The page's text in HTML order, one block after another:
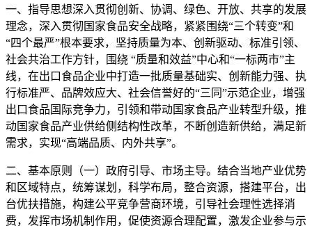
一、指导思想深入贯彻创新、协调、绿色、开放、共享的发展
理念，深入贯彻国家食品安全战略，紧紧围绕“三个转变”和
“四个最严”根本要求，坚持质量为本、创新驱动、标准引领、
社会共治工作方针，围绕 “质量和效益”中心和“一标两市”主
线，在出口食品企业中打造一批质量基础实、创新能力强、执
行标准严、品牌效应大、社会信誉好的“三同”示范企业，增强
出口食品国际竞争力，引领和带动国家食品产业转型升级，推
动国家食品产业供给侧结构性改革，不断创造新供给，满足新
需求，实现“高端品质、内外共享”。
二、基本原则（一）政府引导、市场主导。结合当地产业优势
和区域特点，统筹谋划，科学布局，整合资源，搭建平台，出
台优扶措施，构建公平竞争营商环境，引导社会理性选择消
费，发挥市场机制作用，促使资源合理配置，激发企业参与示